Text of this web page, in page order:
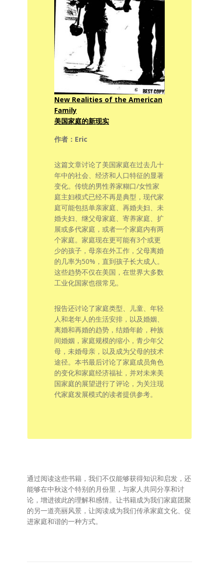
New Realities of the American
Family
美国家庭的新现实
作者：Eric
这篇文章讨论了美国家庭在过去几十
年中的社会、经济和人口特征的显著
变化。传统的男性养家糊口/女性家
庭主妇模式已经不再是典型，现代家
庭可能包括单亲家庭、再婚夫妇、未
婚夫妇、继父母家庭、寄养家庭、扩
展或多代家庭，或者一个家庭内有两
个家庭。家庭现在更可能有3个或更
少的孩子，母亲在外工作，父母离婚
的几率为50%，直到孩子长大成人。
这些趋势不仅在美国，在世界大多数
工业化国家也很常见。
报告还讨论了家庭类型、儿童、年轻
人和老年人的生活安排，以及婚姻、
离婚和再婚的趋势，结婚年龄，种族
间婚姻，家庭规模的缩小，青少年父
母，未婚母亲，以及成为父母的技术
途径。本书最后讨论了家庭成员角色
的变化和家庭经济福祉，并对未来美
国家庭的展望进行了评论，为关注现
代家庭发展模式的读者提供参考。
通过阅读这些书籍，我们不仅能够获得知识和启发，还
能够在中秋这个特别的月份里，与家人共同分享和讨
论，增进彼此的理解和感情。让书籍成为我们家庭团聚
的另一道亮丽风景，让阅读成为我们传承家庭文化、促
进家庭和谐的一种方式。